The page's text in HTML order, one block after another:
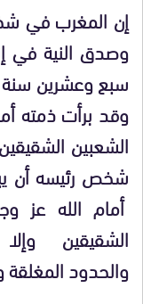
إن المغرب في
وصدق النية في
سبع وعشرين سنة
وقد برأت ذمته
الشعبين
شخص رئيسه أن
أمام الله عز
الشقيقين
والحدود المغلقة